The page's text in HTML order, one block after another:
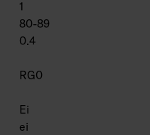
1
80-89
0.4
RG0
Ei
ei